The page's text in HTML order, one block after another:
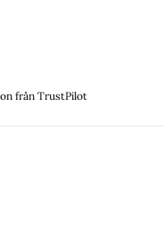
från TrustPilot